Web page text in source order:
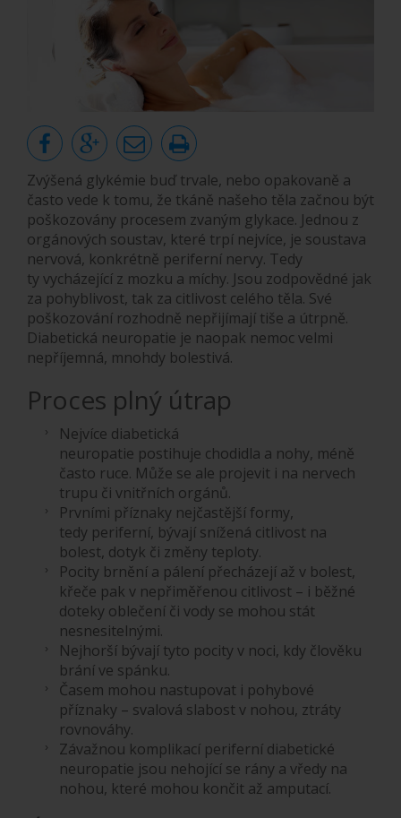
Zvýšená glykémie buď trvale, nebo opakovaně a
často vede k tomu, že tkáně našeho těla začnou být
poškozovány procesem zvaným glykace. Jednou z
orgánových soustav, které trpí nejvíce, je soustava
nervová, konkrétně periferní nervy. Tedy
ty vycházející z mozku a míchy. Jsou zodpovědné jak
za pohyblivost, tak za citlivost celého těla. Své
poškozování rozhodně nepřijímají tiše a útrpně.
Diabetická neuropatie je naopak nemoc velmi
nepříjemná, mnohdy bolestivá.
Proces plný útrap
Nejvíce diabetická
neuropatie postihuje chodidla a nohy, méně
často ruce. Může se ale projevit i na nervech
trupu či vnitřních orgánů.
Prvními příznaky nejčastější formy,
tedy periferní, bývají snížená citlivost na
bolest, dotyk či změny teploty.
Pocity brnění a pálení přecházejí až v bolest,
křeče pak v nepřiměřenou citlivost – i běžné
doteky oblečení či vody se mohou stát
nesnesitelnými.
Nejhorší bývají tyto pocity v noci, kdy člověku
brání ve spánku.
Časem mohou nastupovat i pohybové
příznaky – svalová slabost v nohou, ztráty
rovnováhy.
Závažnou komplikací periferní diabetické
neuropatie jsou nehojící se rány a vředy na
nohou, které mohou končit až amputací.